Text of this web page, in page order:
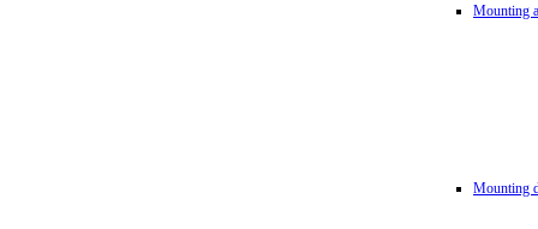
Mounting
Mounting